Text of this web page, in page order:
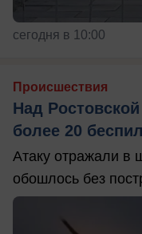
сегодня в 10:00
Происшествия
Над
более 20
Атаку отражали в
обошлось без